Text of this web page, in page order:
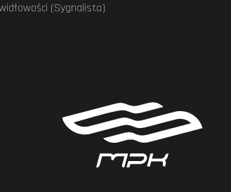
(Sygnalista)